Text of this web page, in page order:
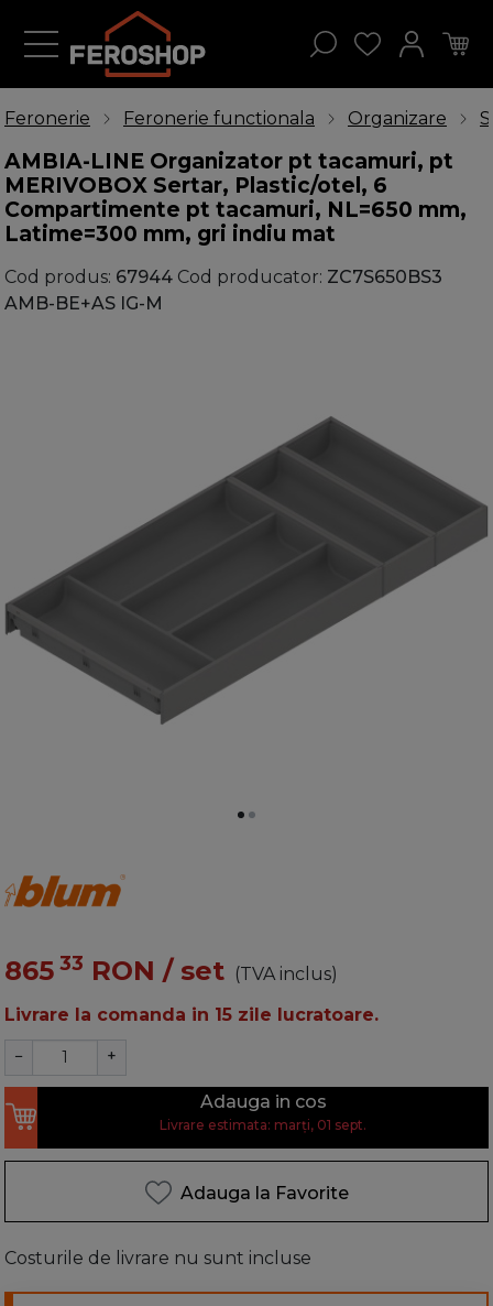
Feronerie Feronerie functionala Organizare
AMBIA-LINE Organizator pt tacamuri, pt
MERIVOBOX Sertar, Plastic/otel, 6
Compartimente pt tacamuri, NL=650 mm,
Latime=300 mm, gri indiu mat
Cod produs: 67944 Cod producator: ZC7S650BS3
AMB-BE+AS IG-M
865 33 RON / set (TVA inclus)
Livrare la comanda in 15 zile lucratoare.
− +
Adauga in cos
Livrare estimata: marți, 01 sept.
Adauga la Favorite
Costurile de livrare nu sunt incluse